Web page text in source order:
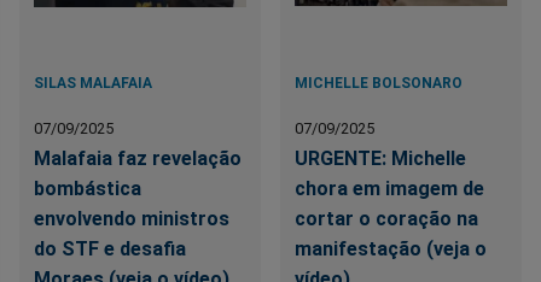
SILAS MALAFAIA
07/09/2025
Malafaia faz revelação
bombástica
envolvendo ministros
do STF e desafia
MICHELLE BOLSONARO
07/09/2025
URGENTE: Michelle
chora em imagem de
cortar o coração na
manifestação (veja o